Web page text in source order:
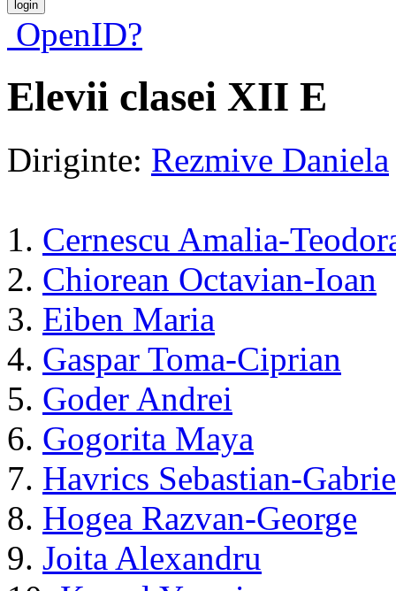
OpenID?
Elevii clasei XII E
Diriginte: Rezmive Daniela
1. Cernescu Amalia-
2. Chiorean Octavian-Ioan
3. Eiben Maria
4. Gaspar Toma-Ciprian
5. Goder Andrei
6. Gogorita Maya
7. Havrics Sebastian-
8. Hogea Razvan-George
9. Joita Alexandru